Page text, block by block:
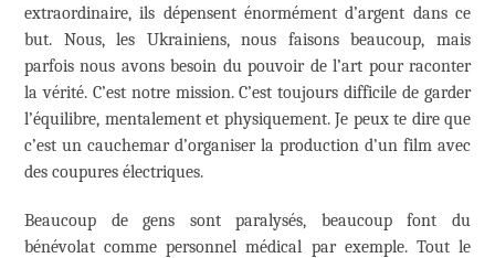
extraordinaire, ils dépensent énormément d’argent dans ce
but. Nous, les Ukrainiens, nous faisons beaucoup, mais
parfois nous avons besoin du pouvoir de l’art pour raconter
la vérité. C’est notre mission. C’est toujours difficile de garder
l’équilibre, mentalement et physiquement. Je peux te dire que
c’est un cauchemar d’organiser la production d’un film avec
des coupures électriques.
Beaucoup de gens sont paralysés, beaucoup font du
bénévolat comme personnel médical par exemple. Tout le